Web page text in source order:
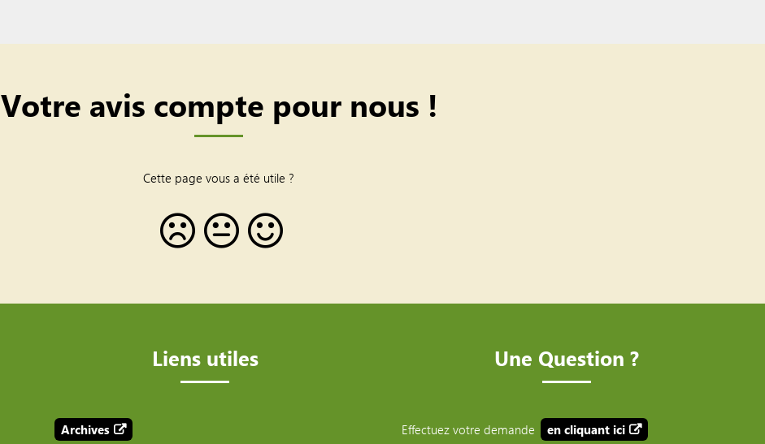
Votre avis compte pour nous !
Cette page vous a été utile ?
Liens utiles
Archives
Une Question ?
Effectuez votre demande
en cliquant ici